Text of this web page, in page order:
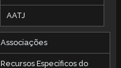
AATJ
Associações
Recursos Específicos do